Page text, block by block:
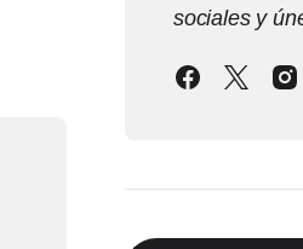
sociales y